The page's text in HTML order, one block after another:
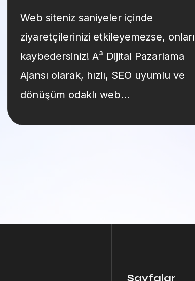
Web siteniz saniyeler içinde
ziyaretçilerinizi etkileyemezse, onları
kaybedersiniz! A³ Dijital Pazarlama
Ajansı olarak, hızlı, SEO uyumlu ve
dönüşüm odaklı web…
Sayfalar